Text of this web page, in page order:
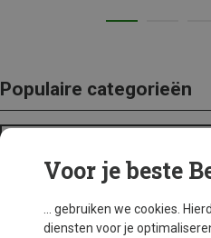
Populaire categorieën
Voor je beste
... gebruiken we cookies.
diensten voor je